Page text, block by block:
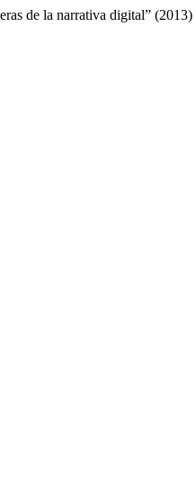
de la narrativa digital” (2013)